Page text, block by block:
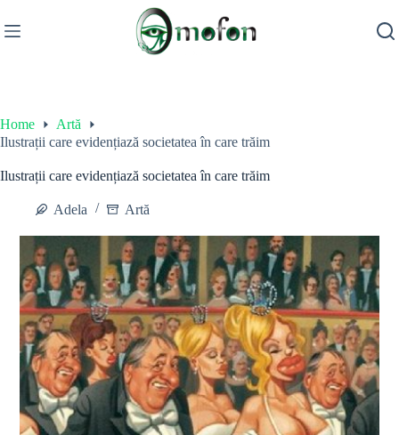
to
content
Home
Artă
Ilustrații care evidențiază societatea în care trăim
Ilustrații care evidențiază societatea în care trăim
Adela Artă